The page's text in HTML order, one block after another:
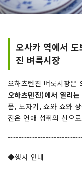
오사카 역에서
진 벼룩시장
오하츠텐진 벼룩시장은
오하츠텐진)에서 열리
품, 도자기, 쇼와 쇼와
진은 연애 성취의 신으
◆행사 안내